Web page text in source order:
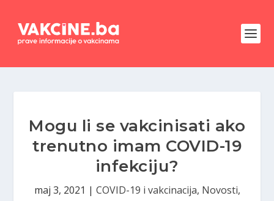
Mogu li se vakcinisati ako
trenutno imam COVID-19
infekciju?
maj 3, 2021 | COVID-19 i vakcinacija, Novosti,